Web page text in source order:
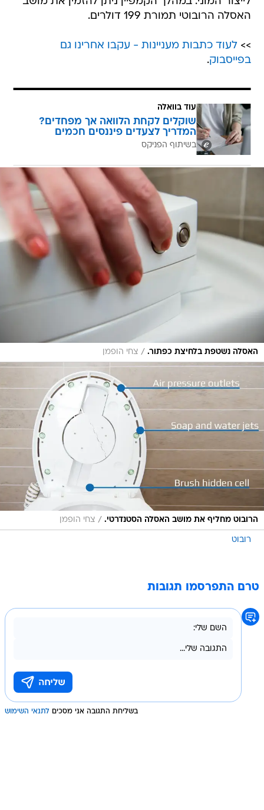
האסלה הרובוטי תמורת 199 דולרים.
>>לעוד כתבות מעניינות - עקבו אחרינו גם
בפייסבוק.
עוד בוואלה
שוקלים לקחת הלוואה אך מפחדים?
המדריך לצעדים פיננסים חכמים
בשיתוף הפניקס
האסלה נשטפת בלחיצת כפתור. / צחי הופמן
הרובוט מחליף את מושב האסלה הסטנדרטי. / צחי הופמן
רובוט
טרם התפרסמו תגובות
בשליחת התגובה אני מסכים לתנאי השימוש